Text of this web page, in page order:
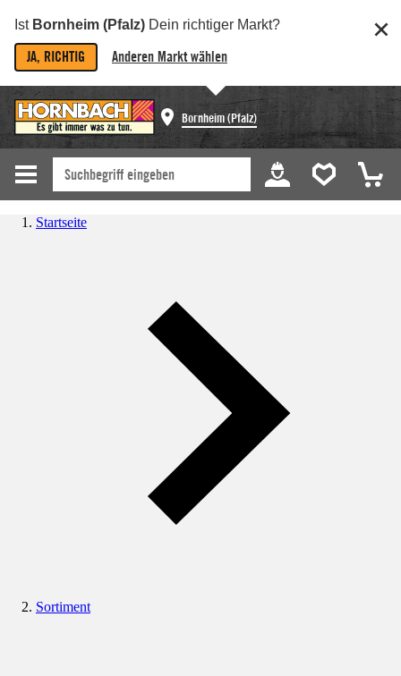
Ist Bornheim (Pfalz) Dein richtiger Markt?
JA, RICHTIG Anderen Markt wählen
Bornheim (Pfalz)
Startseite
Sortiment